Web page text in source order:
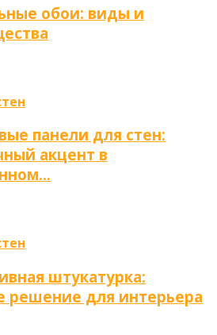
обои: виды и
панели для стен:
акцент в
штукатурка:
решение для интерьера